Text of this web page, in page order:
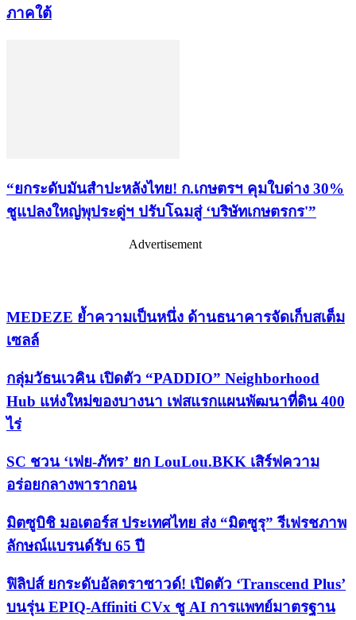
ภาคใต้
“ยกระดับมันสำปะหลังไทย! ก.เกษตรฯ คุมใบด่าง 30%
ชูแปลงใหญ่พุประดู่ฯ ปรับโฉมสู่ ‘บริษัทเกษตรกร'”
Advertisement
MEDEZE ย้ำความเป็นหนึ่ง ด้านธนาคารจัดเก็บสเต็ม
เซลล์
กลุ่มวัธนเวคิน เปิดตัว “PADDIO” Neighborhood
Hub แห่งใหม่ของบางนา เฟสแรกแผนพัฒนาที่ดิน 400
ไร่
SC ชวน ‘เฟย-ภัทร’ ยก LouLou.BKK เสิร์ฟความ
อร่อยกลางพารากอน
มิตซูบิชิ มอเตอร์ส ประเทศไทย ส่ง “มิตซูรุ” รีเฟรชภาพ
ลักษณ์แบรนด์รับ 65 ปี
ฟิลิปส์ ยกระดับอัลตราซาวด์! เปิดตัว ‘Transcend Plus’
บนรุ่น EPIQ-Affiniti CVx ชู AI การแพทย์มาตรฐาน